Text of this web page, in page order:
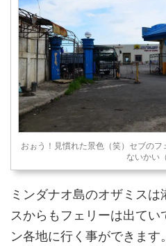
おぉう！見慣れた景色（笑）セブの
ないかい
ミンダナオ島のオザミスは
スからもフェリーは出て
ン各地に行く事ができます。